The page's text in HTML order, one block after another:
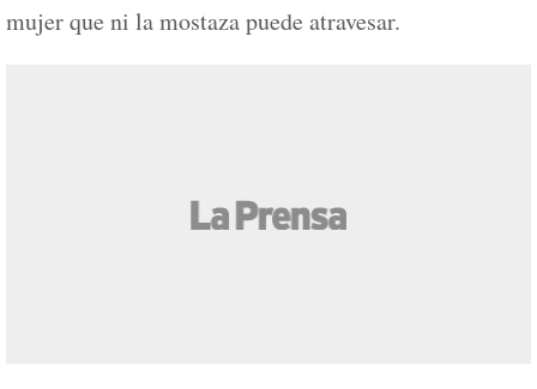
mujer que ni la mostaza puede atravesar.